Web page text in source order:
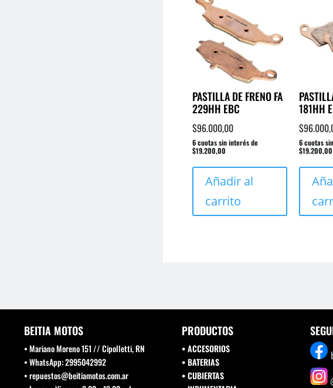
PASTILLA DE FRENO FA
229HH EBC
$96.000,00
6 cuotas sin interés de
$19.200,00
Añadir al
carrito
181HH
$
6 cuotas
$19.200,00
BEITIA MOTOS
• Mariano Moreno 151 // Cipolletti, RN
• WhatsApp: 2995042992
• repuestos@beitiamotos.com.ar
PRODUCTOS
• ACCESORIOS
• BATERIAS
• CUBIERTAS